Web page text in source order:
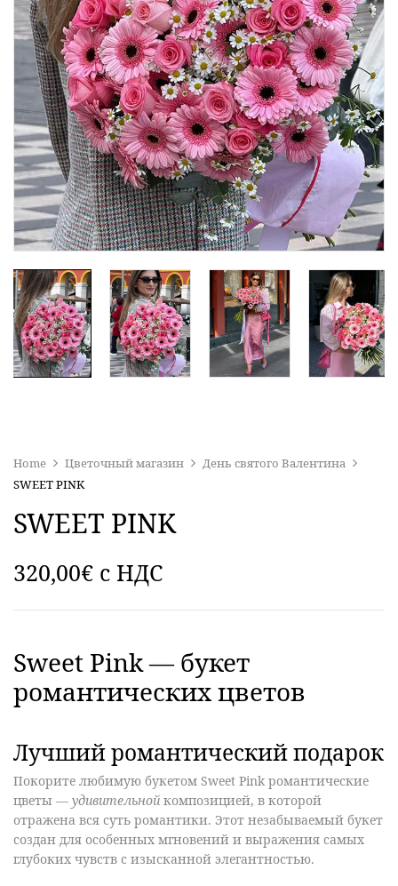
Home Цветочный магазин
День святого Валентина
SWEET PINK
SWEET PINK
320,00€ c НДС
Sweet Pink — букет
романтических цветов
Лучший романтический подарок
Покорите любимую букетом Sweet Pink романтические
цветы — удивительной композицией, в которой
отражена вся суть романтики. Этот незабываемый букет
создан для особенных мгновений и выражения самых
глубоких чувств с изысканной элегантностью.